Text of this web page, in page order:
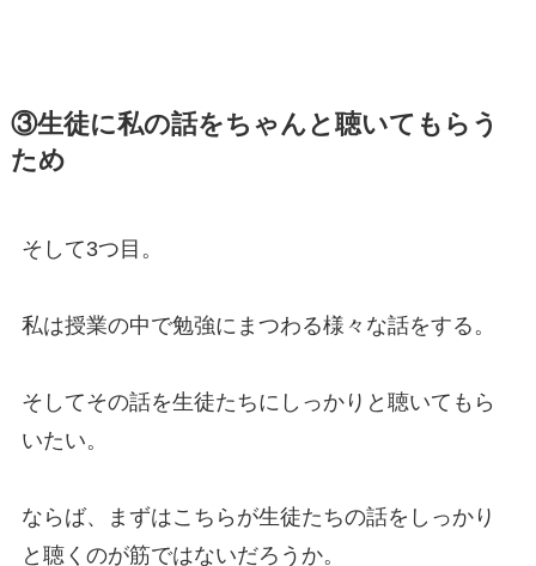
③生徒に私の話をちゃんと聴いてもらう
ため
そして3つ目。
私は授業の中で勉強にまつわる様々な話をする。
そしてその話を生徒たちにしっかりと聴いてもら
いたい。
ならば、まずはこちらが生徒たちの話をしっかり
と聴くのが筋ではないだろうか。